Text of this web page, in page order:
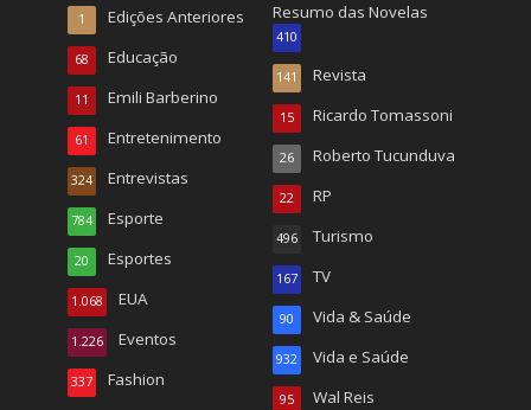
Edições Anteriores
1
Educação
68
Emili Barberino
11
Entretenimento
61
Entrevistas
324
Esporte
784
Esportes
20
EUA
1.068
Eventos
1.226
Fashion
337
Resumo das Novelas
410
Revista
141
Ricardo Tomassoni
15
Roberto Tucunduva
26
RP
22
Turismo
496
TV
167
Vida & Saúde
90
Vida e Saúde
932
Wal Reis
95